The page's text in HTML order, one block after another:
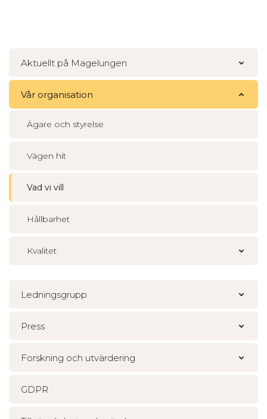
Aktuellt på Magelungen
Vår organisation
Ägare och styrelse
Vägen hit
Vad vi vill
Hållbarhet
Kvalitet
Ledningsgrupp
Press
Forskning och utvärdering
GDPR